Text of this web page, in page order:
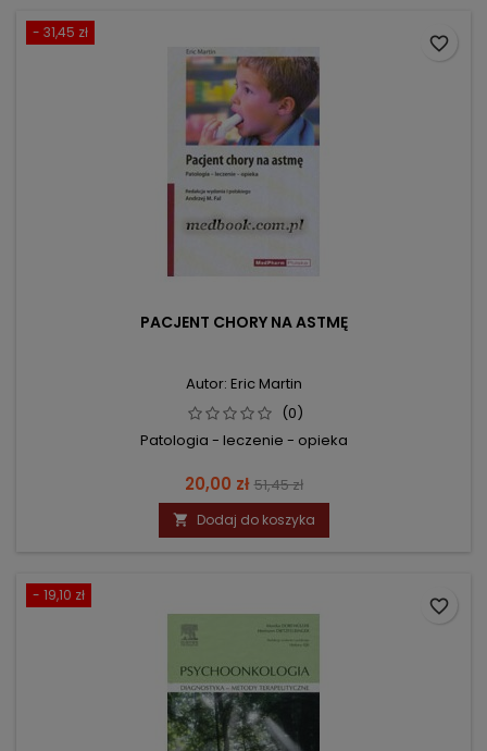
- 31,45 zł
PACJENT CHORY NA ASTMĘ
Autor: Eric Martin
(0)
Patologia - leczenie - opieka
Cena
20,00 zł Cena
podstawowa
51,45 zł
 Dodaj do koszyka
favorite_border
- 19,10 zł
favorite_border